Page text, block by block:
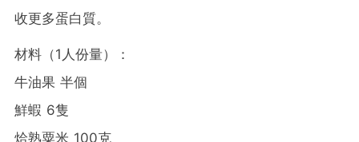
收更多蛋白質。
材料（1人份量）：
牛油果 半個
鮮蝦 6隻
烚熟粟米 100克